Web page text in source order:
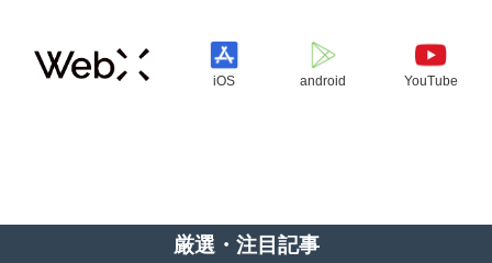
iOS android YouTube
厳選・注目記事